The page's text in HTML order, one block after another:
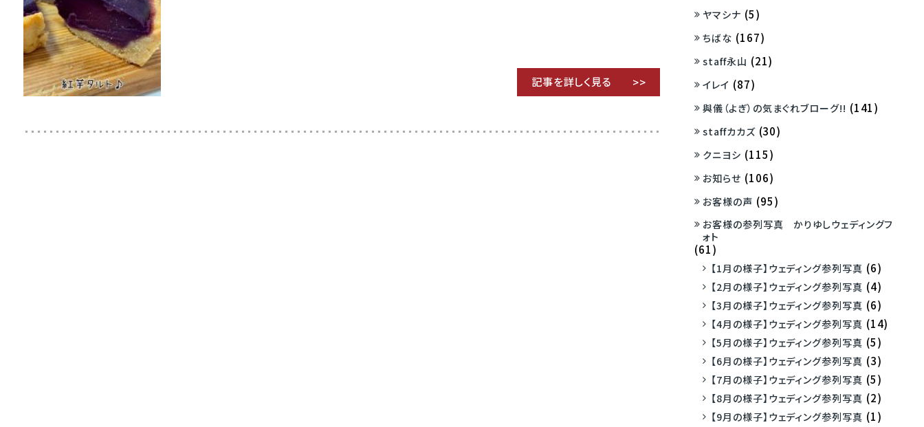
記事を詳しく見る
ヤマシナ (5)
ちばな (167)
staff永山 (21)
イレイ (87)
與儀（よぎ）の気まぐれブローグ!! (141)
staffカカズ (30)
クニヨシ (115)
お知らせ (106)
お客様の声 (95)
お客様の参列写真 かりゆしウェディングフ
ォト
(61)
【1月の様子】ウェディング参列写真 (6)
【2月の様子】ウェディング参列写真 (4)
【3月の様子】ウェディング参列写真 (6)
【4月の様子】ウェディング参列写真 (14)
【5月の様子】ウェディング参列写真 (5)
【6月の様子】ウェディング参列写真 (3)
【7月の様子】ウェディング参列写真 (5)
【8月の様子】ウェディング参列写真 (2)
【9月の様子】ウェディング参列写真 (1)